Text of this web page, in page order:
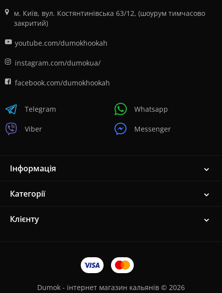
м. Київ, вул. Костянтинівська 63/12, (шоурум тимчасово
закритий)
youtube.com/dumokhookah
instagram.com/dumokua/
facebook.com/dumokhookah
Telegram
Viber
Whatsapp
Messenger
Інформація
Категорії
Клієнту
Dumok - інтернет магазин кальянів © 2026